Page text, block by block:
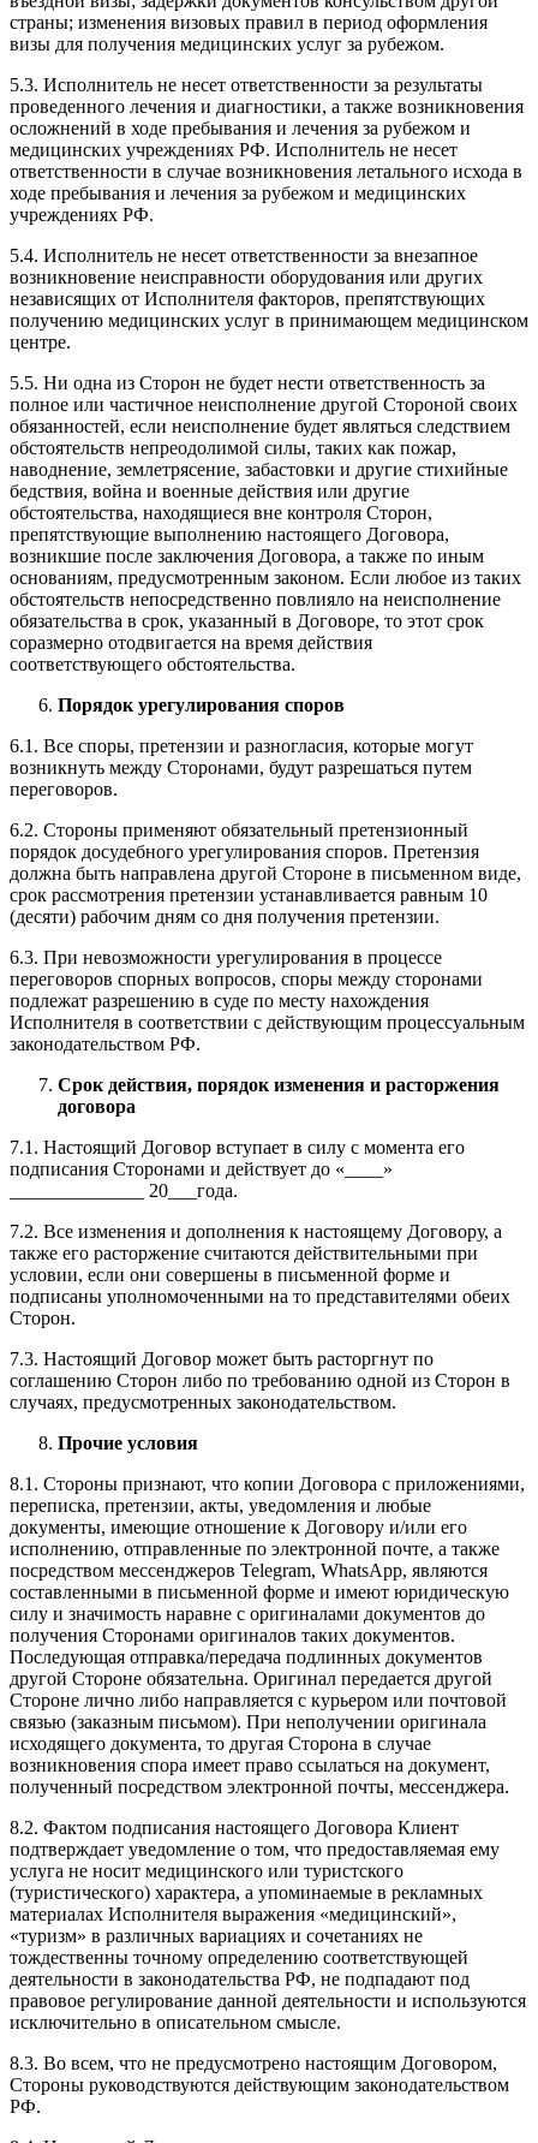
страны; изменения визовых правил в период оформления
визы для получения медицинских услуг за рубежом.
5.3. Исполнитель не несет ответственности за результаты
проведенного лечения и диагностики, а также возникновения
осложнений в ходе пребывания и лечения за рубежом и
медицинских учреждениях РФ. Исполнитель не несет
ответственности в случае возникновения летального исхода в
ходе пребывания и лечения за рубежом и медицинских
учреждениях РФ.
5.4. Исполнитель не несет ответственности за внезапное
возникновение неисправности оборудования или других
независящих от Исполнителя факторов, препятствующих
получению медицинских услуг в принимающем медицинском
центре.
5.5. Ни одна из Сторон не будет нести ответственность за
полное или частичное неисполнение другой Стороной своих
обязанностей, если неисполнение будет являться следствием
обстоятельств непреодолимой силы, таких как пожар,
наводнение, землетрясение, забастовки и другие стихийные
бедствия, война и военные действия или другие
обстоятельства, находящиеся вне контроля Сторон,
препятствующие выполнению настоящего Договора,
возникшие после заключения Договора, а также по иным
основаниям, предусмотренным законом. Если любое из таких
обстоятельств непосредственно повлияло на неисполнение
обязательства в срок, указанный в Договоре, то этот срок
соразмерно отодвигается на время действия
соответствующего обстоятельства.
Порядок урегулирования споров
6.1. Все споры, претензии и разногласия, которые могут
возникнуть между Сторонами, будут разрешаться путем
переговоров.
6.2. Стороны применяют обязательный претензионный
порядок досудебного урегулирования споров. Претензия
должна быть направлена другой Стороне в письменном виде,
срок рассмотрения претензии устанавливается равным 10
(десяти) рабочим дням со дня получения претензии.
6.3. При невозможности урегулирования в процессе
переговоров спорных вопросов, споры между сторонами
подлежат разрешению в суде по месту нахождения
Исполнителя в соответствии с действующим процессуальным
законодательством РФ.
Срок действия, порядок изменения и расторжения
договора
7.1. Настоящий Договор вступает в силу с момента его
подписания Сторонами и действует до «____»
______________ 20___года.
7.2. Все изменения и дополнения к настоящему Договору, а
также его расторжение считаются действительными при
условии, если они совершены в письменной форме и
подписаны уполномоченными на то представителями обеих
Сторон.
7.3. Настоящий Договор может быть расторгнут по
соглашению Сторон либо по требованию одной из Сторон в
случаях, предусмотренных законодательством.
Прочие условия
8.1. Стороны признают, что копии Договора с приложениями,
переписка, претензии, акты, уведомления и любые
документы, имеющие отношение к Договору и/или его
исполнению, отправленные по электронной почте, а также
посредством мессенджеров Telegram, WhatsApp, являются
составленными в письменной форме и имеют юридическую
силу и значимость наравне с оригиналами документов до
получения Сторонами оригиналов таких документов.
Последующая отправка/передача подлинных документов
другой Стороне обязательна. Оригинал передается другой
Стороне лично либо направляется с курьером или почтовой
связью (заказным письмом). При неполучении оригинала
исходящего документа, то другая Сторона в случае
возникновения спора имеет право ссылаться на документ,
полученный посредством электронной почты, мессенджера.
8.2. Фактом подписания настоящего Договора Клиент
подтверждает уведомление о том, что предоставляемая ему
услуга не носит медицинского или туристского
(туристического) характера, а упоминаемые в рекламных
материалах Исполнителя выражения «медицинский»,
«туризм» в различных вариациях и сочетаниях не
тождественны точному определению соответствующей
деятельности в законодательства РФ, не подпадают под
правовое регулирование данной деятельности и используются
исключительно в описательном смысле.
8.3. Во всем, что не предусмотрено настоящим Договором,
Стороны руководствуются действующим законодательством
РФ.